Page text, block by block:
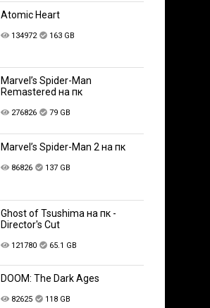
Atomic Heart
134972 163 GB
Marvel’s Spider-Man
Remastered на пк
276826 79 GB
Marvel’s Spider-Man 2 на пк
86826 137 GB
Ghost of Tsushima на пк -
Director's Cut
121780 65.1 GB
DOOM: The Dark Ages
82625 118 GB